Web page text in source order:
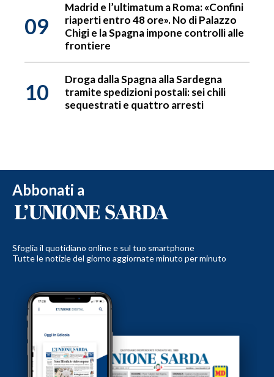
09
Madrid e l’ultimatum a Roma: «Confini
riaperti entro 48 ore». No di Palazzo
Chigi e la Spagna impone controlli alle
frontiere
10
Droga dalla Spagna alla Sardegna
tramite spedizioni postali: sei chili
sequestrati e quattro arresti
Abbonati a
Sfoglia il quotidiano online e sul tuo smartphone
Tutte le notizie del giorno aggiornate minuto per minuto